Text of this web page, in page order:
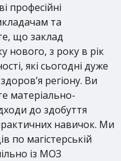
професійні
та
що заклад
нового, з року в рік
які сьогодні дуже
регіону. Ви
матеріально-
до здобуття
навичок. Ми
по магістерській
із МОЗ